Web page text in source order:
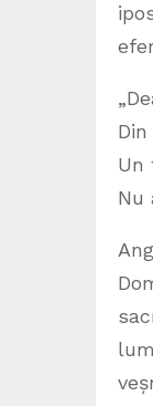
Un
Nu